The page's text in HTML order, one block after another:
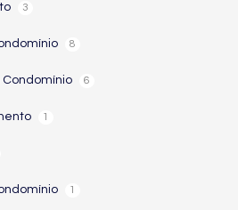
3
8
Condomínio 6
1
1